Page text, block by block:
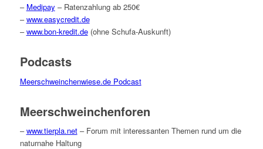
– Medipay – Ratenzahlung ab 250€
–www.easycredit.de
–www.bon-kredit.de(ohne Schufa-Auskunft)
Podcasts
Meerschweinchenwiese.de Podcast
Meerschweinchenforen
–www.tierpla.net– Forum mit interessanten Themen rund um die
naturnahe Haltung